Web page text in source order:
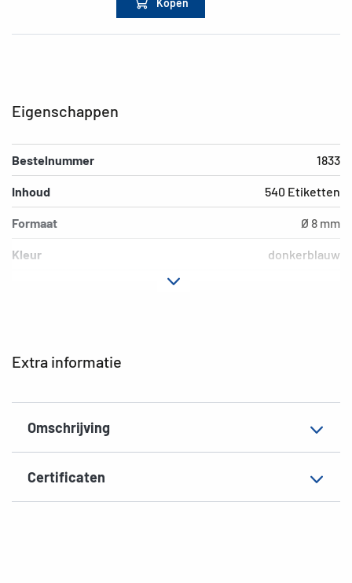
Extra informatie
Omschrijving
Certificaten
Eigenschappen
Bestelnummer 1833
Inhoud 540 Etiketten
Formaat Ø 8 mm
Kleur donkerblauw